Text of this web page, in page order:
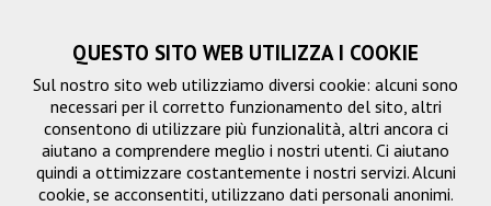
QUESTO SITO WEB UTILIZZA I COOKIE
Sul nostro sito web utilizziamo diversi cookie: alcuni sono
necessari per il corretto funzionamento del sito, altri
consentono di utilizzare più funzionalità, altri ancora ci
aiutano a comprendere meglio i nostri utenti. Ci aiutano
quindi a ottimizzare costantemente i nostri servizi. Alcuni
cookie, se acconsentiti, utilizzano dati personali anonimi.